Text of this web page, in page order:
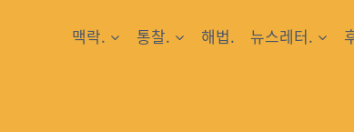
맥락. 통찰. 해법. 뉴스레터.